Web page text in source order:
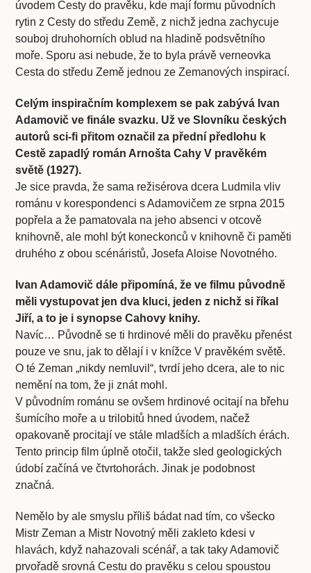
úvodem Cesty do pravěku, kde mají formu původních
rytin z Cesty do středu Země, z nichž jedna zachycuje
souboj druhohorních oblud na hladině podsvětního
moře. Sporu asi nebude, že to byla právě verneovka
Cesta do středu Země jednou ze Zemanových inspirací.
Celým inspiračním komplexem se pak zabývá Ivan
Adamovič ve finále svazku. Už ve Slovníku českých
autorů sci-fi přitom označil za přední předlohu k
Cestě zapadlý román Arnošta Cahy V pravěkém
světě (1927).
Je sice pravda, že sama režisérova dcera Ludmila vliv
románu v korespondenci s Adamovičem ze srpna 2015
popřela a že pamatovala na jeho absenci v otcově
knihovně, ale mohl být koneckonců v knihovně či paměti
druhého z obou scénáristů, Josefa Aloise Novotného.
Ivan Adamovič dále připomíná, že ve filmu původně
měli vystupovat jen dva kluci, jeden z nichž si říkal
Jiří, a to je i synopse Cahovy knihy.
Navíc… Původně se ti hrdinové měli do pravěku přenést
pouze ve snu, jak to dělají i v knížce V pravěkém světě.
O té Zeman „nikdy nemluvil“, tvrdí jeho dcera, ale to nic
nemění na tom, že ji znát mohl.
V původním románu se ovšem hrdinové ocitají na břehu
šumícího moře a u trilobitů hned úvodem, načež
opakovaně procitají ve stále mladších a mladších érách.
Tento princip film úplně otočil, takže sled geologických
údobí začíná ve čtvrtohorách. Jinak je podobnost
značná.
Nemělo by ale smyslu příliš bádat nad tím, co všecko
Mistr Zeman a Mistr Novotný měli zakleto kdesi v
hlavách, když nahazovali scénář, a tak taky Adamovič
prvořadě srovná Cestu do pravěku s celou spoustou